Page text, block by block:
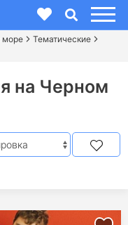
море
Тематические
на Черном